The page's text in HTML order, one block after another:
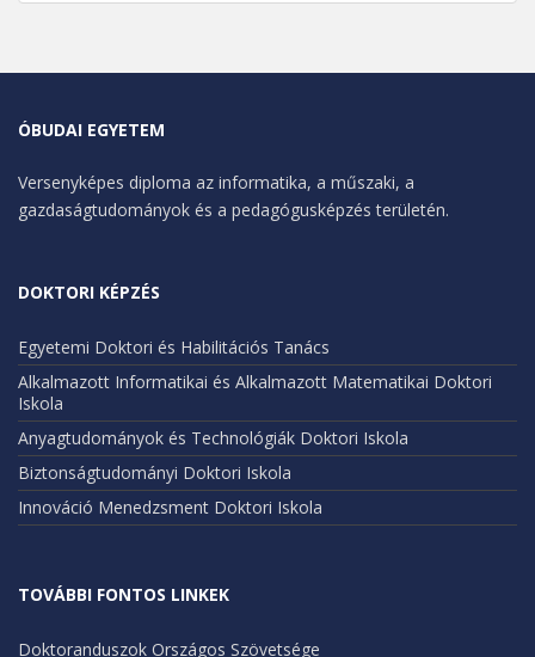
ÓBUDAI EGYETEM
Versenyképes diploma az informatika, a műszaki, a
gazdaságtudományok és a pedagógusképzés területén.
DOKTORI KÉPZÉS
Egyetemi Doktori és Habilitációs Tanács
Alkalmazott Informatikai és Alkalmazott Matematikai Doktori
Iskola
Anyagtudományok és Technológiák Doktori Iskola
Biztonságtudományi Doktori Iskola
Innováció Menedzsment Doktori Iskola
TOVÁBBI FONTOS LINKEK
Doktoranduszok Országos Szövetsége